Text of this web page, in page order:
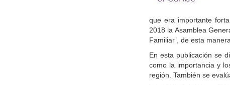
que era importante
2018 la Asamblea
Familiar’, de esta
En esta publicación se
como la importancia y
región. También se